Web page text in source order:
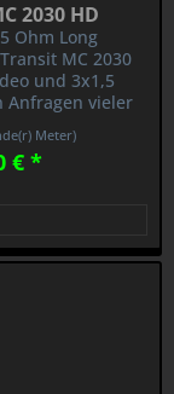
2030 HD
Ohm Long
MC 2030
und 3x1,5
Anfragen vieler
Meter)
€ *